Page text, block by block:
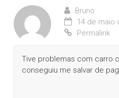
Bruno
14 de maio
Permalink
Tive problemas com carro
conseguiu me salvar de